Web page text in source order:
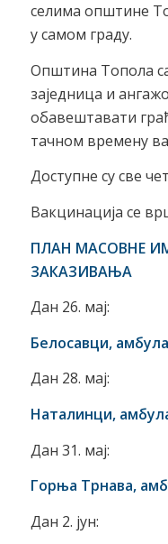
селима општине
у самом граду.
Општина Топола
заједница и
обавештавати
тачном времену
Доступне су све
Вакцинација се
ПЛАН МАСОВНЕ
ЗАКАЗИВАЊА
Дан 26. мај:
Белосавци,
Дан 28. мај:
Наталинци,
Дан 31. мај:
Горња Трнава,
Дан 2. јун: